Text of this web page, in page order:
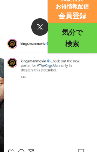
お得情報配信
会員登録
気分で
検索